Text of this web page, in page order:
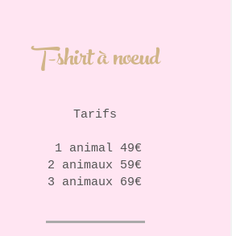
T-shirt à noeud
Tarifs
1 animal 49€
2 animaux 59€
3 animaux 69€